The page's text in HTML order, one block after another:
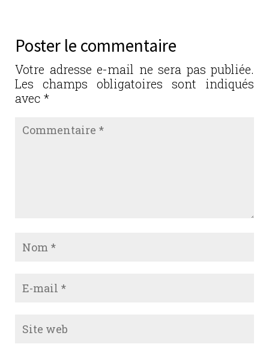
Poster le commentaire
Votre adresse e-mail ne sera pas publiée.
Les champs obligatoires sont indiqués
avec *